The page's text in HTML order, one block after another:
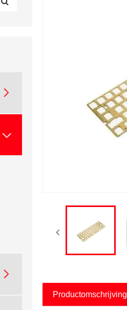



Productomschrijving